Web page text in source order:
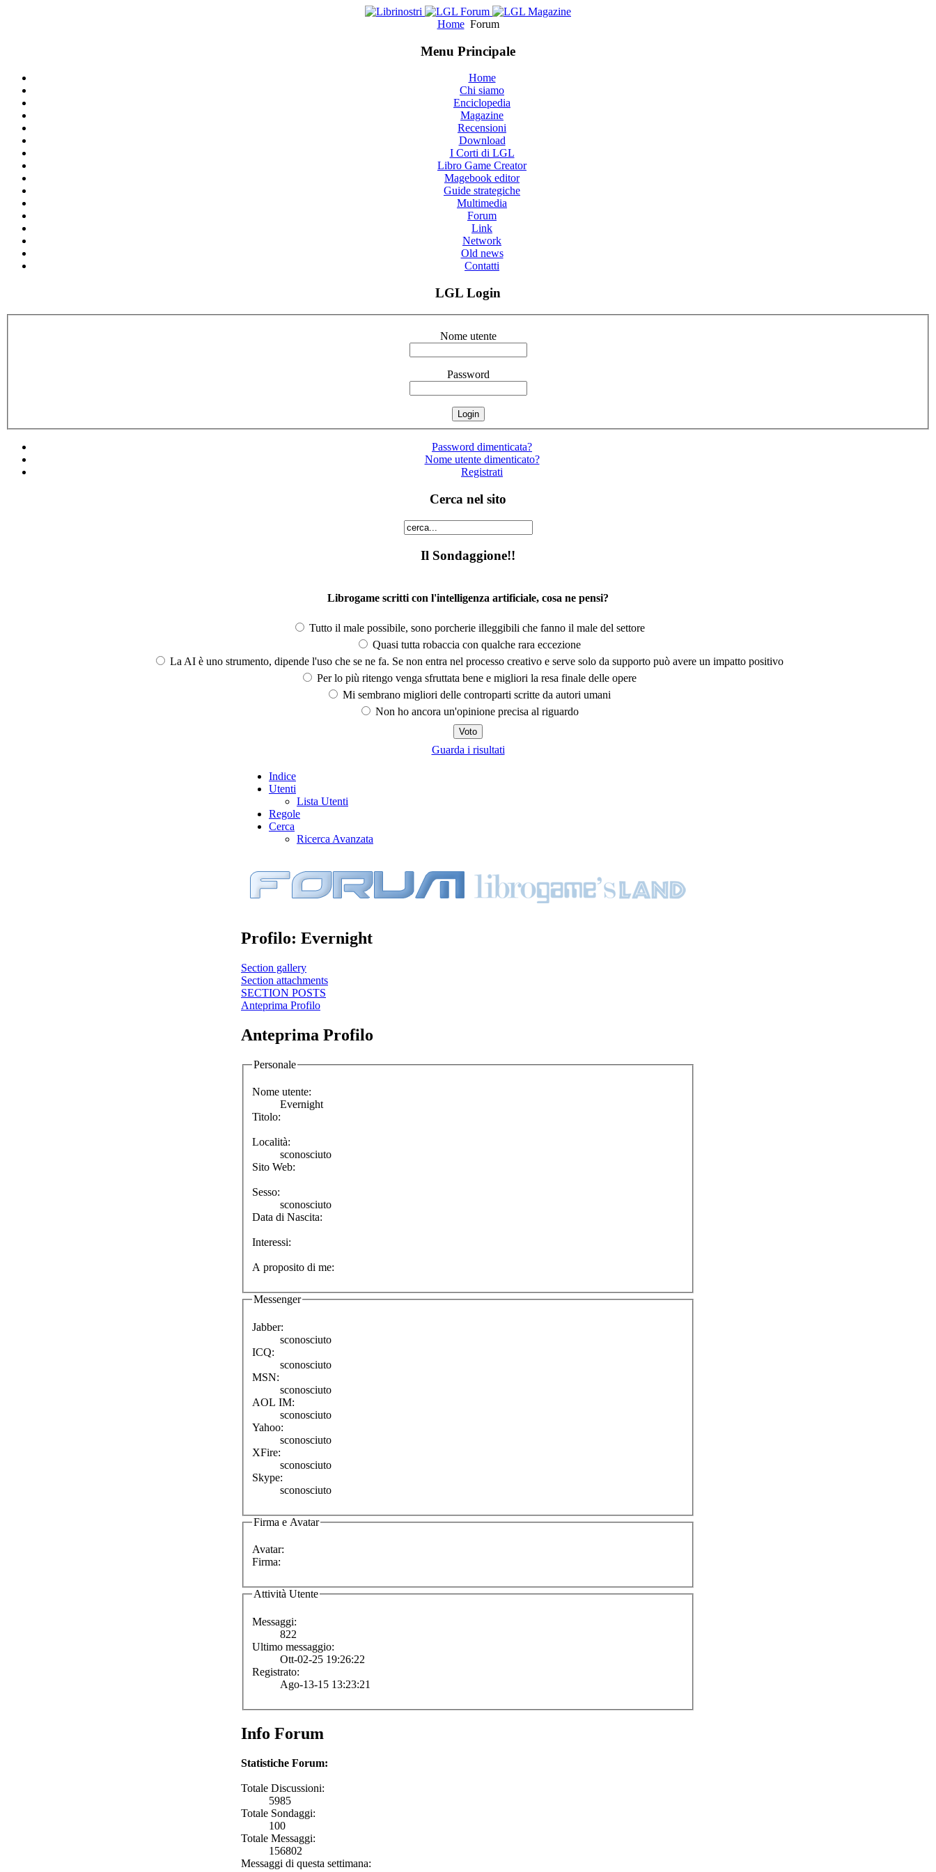
Home Forum
Menu Principale
Home
Chi siamo
Enciclopedia
Magazine
Recensioni
Download
I Corti di LGL
Libro Game Creator
Magebook editor
Guide strategiche
Multimedia
Forum
Link
Network
Old news
Contatti
LGL Login
Nome utente
Password
Password dimenticata?
Nome utente dimenticato?
Registrati
Cerca nel sito
Il Sondaggione!!
Librogame scritti con l'intelligenza artificiale, cosa ne pensi?
Tutto il male possibile, sono porcherie illeggibili che fanno il male del settore
Quasi tutta robaccia con qualche rara eccezione
La AI è uno strumento, dipende l'uso che se ne fa. Se non entra nel processo creativo e serve solo da supporto può avere un impatto positivo
Per lo più ritengo venga sfruttata bene e migliori la resa finale delle opere
Mi sembrano migliori delle controparti scritte da autori umani
Non ho ancora un'opinione precisa al riguardo
Guarda i risultati
Indice
Utenti
Lista Utenti
Regole
Cerca
Ricerca Avanzata
Profilo: Evernight
Section gallery
Section attachments
SECTION POSTS
Anteprima Profilo
Anteprima Profilo
Personale
Nome utente:
Evernight
Titolo:
Località:
sconosciuto
Sito Web:
Sesso:
sconosciuto
Data di Nascita:
Interessi:
A proposito di me:
Messenger
Jabber:
sconosciuto
ICQ:
sconosciuto
MSN:
sconosciuto
AOL IM:
sconosciuto
Yahoo:
sconosciuto
XFire:
sconosciuto
Skype:
sconosciuto
Firma e Avatar
Avatar:
Firma:
Attività Utente
Messaggi:
822
Ultimo messaggio:
Ott-02-25 19:26:22
Registrato:
Ago-13-15 13:23:21
Info Forum
Statistiche Forum:
Totale Discussioni:
5985
Totale Sondaggi:
100
Totale Messaggi:
156802
Messaggi di questa settimana: